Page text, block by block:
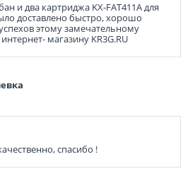
и два картриджа KX-FAT411A для
доставлено быстро, хорошо
этому замечательному
магазину KR3G.RU
спасибо !